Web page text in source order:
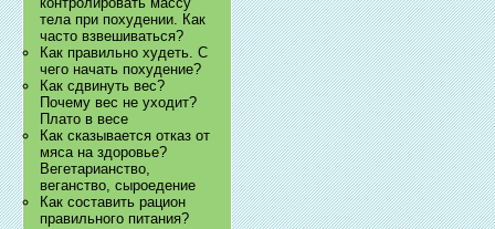
тела при похудении. Как
часто взвешиваться?
Как правильно худеть. С
чего начать похудение?
Как сдвинуть вес?
Почему вес не уходит?
Плато в весе
Как сказывается отказ от
мяса на здоровье?
Вегетарианство,
веганство, сыроедение
Как составить рацион
правильного питания?